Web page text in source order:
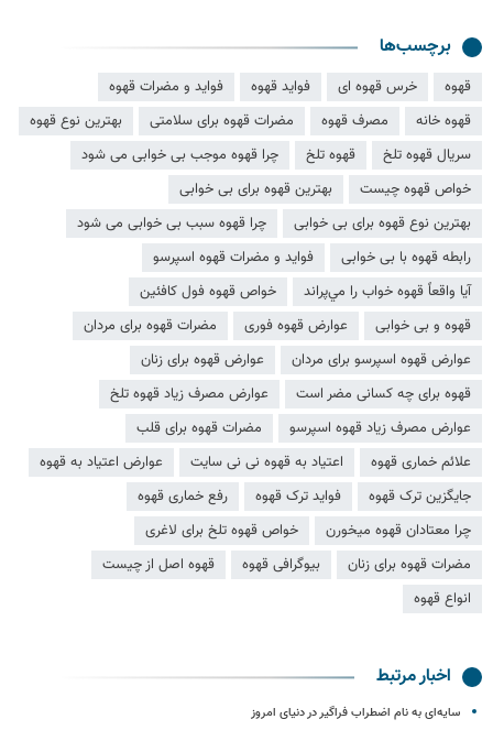
برچسب‌ها
قهوه خرس قهوه ای فواید قهوه
فواید و مضرات قهوه
قهوه خانه
مصرف قهوه مضرات قهوه برای سلامتی
بهترین نوع قهوه
سریال قهوه تلخ
قهوه تلخ
چرا قهوه موجب بی خوابی می شود
خواص قهوه چیست
بهترین قهوه برای بی خوابی
بهترین نوع قهوه برای بی خوابی
چرا قهوه سبب بی خوابی می شود
رابطه قهوه با بی خوابی
فواید و مضرات قهوه اسپرسو
آیا واقعاً قهوه خواب را مي‌پراند
خواص قهوه فول کافئین
قهوه و بی خوابی
عوارض قهوه فوری
مضرات قهوه برای مردان
عوارض قهوه اسپرسو برای مردان
عوارض قهوه برای زنان
قهوه برای چه کسانی مضر است
عوارض مصرف زیاد قهوه تلخ
عوارض مصرف زیاد قهوه اسپرسو
مضرات قهوه برای قلب
علائم خماری قهوه
اعتیاد به قهوه نی نی سایت
عوارض اعتیاد به قهوه
جایگزین ترک قهوه
فواید ترک قهوه
رفع خماری قهوه
چرا معتادان قهوه میخورن
خواص قهوه تلخ برای لاغری
مضرات قهوه برای زنان
بیوگرافی قهوه
قهوه اصل از چیست
انواع قهوه
اخبار مرتبط
سایه‌ای به نام اضطراب فراگیر در دنیای امروز